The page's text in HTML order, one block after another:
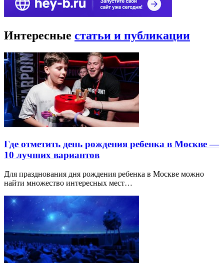
Интересные статьи и публикации
Где отметить день рождения ребенка в Москве —
10 лучших вариантов
Для празднования дня рождения ребенка в Москве можно
найти множество интересных мест…